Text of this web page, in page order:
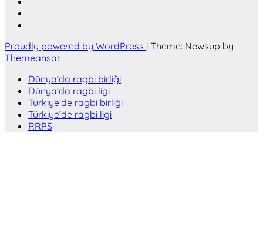
Proudly powered by WordPress | Theme: Newsup by
Themeansar.
Dünya’da ragbi birliği
Dünya’da ragbi ligi
Türkiye’de ragbi birliği
Türkiye’de ragbi ligi
RRPS